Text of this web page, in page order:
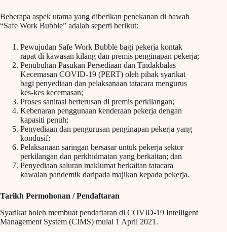
Beberapa aspek utama yang diberikan penekanan di bawah
“Safe Work Bubble” adalah seperti berikut:
Pewujudan Safe Work Bubble bagi pekerja kontak
rapat di kawasan kilang dan premis penginapan pekerja;
Penubuhan Pasukan Persediaan dan Tindakbalas
Kecemasan COVID-19 (PERT) oleh pihak syarikat
bagi penyediaan dan pelaksanaan tatacara mengurus
kes-kes kecemasan;
Proses sanitasi berterusan di premis perkilangan;
Kebenaran penggunaan kenderaan pekerja dengan
kapasiti penuh;
Penyediaan dan pengurusan penginapan pekerja yang
kondusif;
Pelaksanaan saringan bersasar untuk pekerja sektor
perkilangan dan perkhidmatan yang berkaitan; dan
Penyediaan saluran maklumat berkaitan tatacara
kawalan pandemik daripada majikan kepada pekerja.
Tarikh Permohonan / Pendaftaran
Syarikat boleh membuat pendaftaran di COVID-19 Intelligent
Management System (CIMS) mulai 1 April 2021.